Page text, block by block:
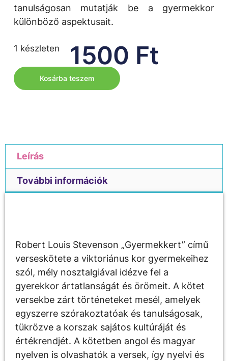
tanulságosan mutatják be a gyermekkor
különböző aspektusait.
1500 Ft
1 készleten
Kosárba teszem
Leírás
További információk
Robert Louis Stevenson „Gyermekkert” című
verseskötete a viktoriánus kor gyermekeihez
szól, mély nosztalgiával idézve fel a
gyerekkor ártatlanságát és örömeit. A kötet
versekbe zárt történeteket mesél, amelyek
egyszerre szórakoztatóak és tanulságosak,
tükrözve a korszak sajátos kultúráját és
értékrendjét. A kötetben angol és magyar
nyelven is olvashatók a versek, így nyelvi és